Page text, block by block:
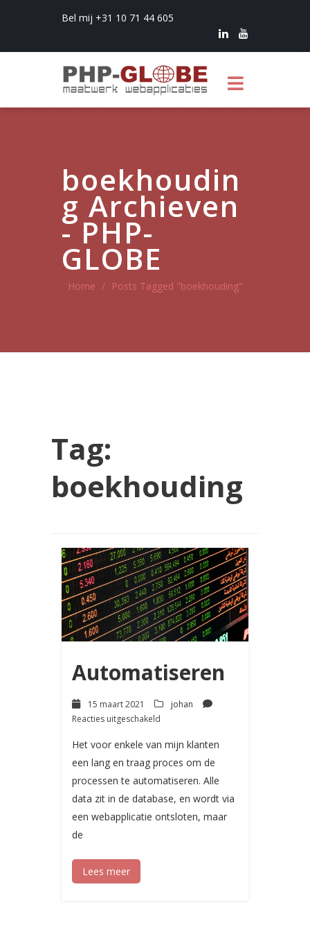
Bel mij +31 10 71 44 605
boekhoudin
g Archieven
- PHP-
GLOBE
Home / Posts Tagged "boekhouding"
Tag:
boekhouding
Automatiseren
15 maart 2021
johan
Reacties uitgeschakeld
Het voor enkele van mijn klanten
een lang en traag proces om de
processen te automatiseren. Alle
data zit in de database, en wordt via
een webapplicatie ontsloten, maar
de
Lees meer